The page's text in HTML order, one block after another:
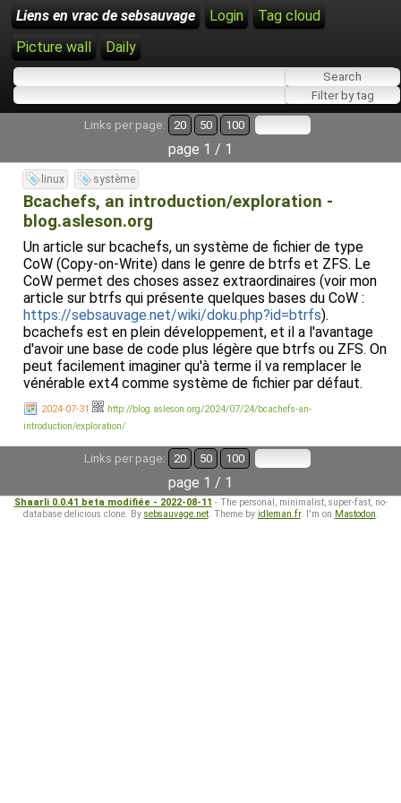
Liens en vrac de sebsauvage Login
Tag cloud
Picture wall
Daily
Links per page: 20 50 100
page 1 / 1
linux système
Bcachefs, an introduction/exploration -
blog.asleson.org
Un article sur bcachefs, un système de fichier de type
CoW (Copy-on-Write) dans le genre de btrfs et ZFS. Le
CoW permet des choses assez extraordinaires (voir mon
article sur btrfs qui présente quelques bases du CoW :
https://sebsauvage.net/wiki/doku.php?id=btrfs).
bcachefs est en plein développement, et il a l'avantage
d'avoir une base de code plus légère que btrfs ou ZFS. On
peut facilement imaginer qu'à terme il va remplacer le
vénérable ext4 comme système de fichier par défaut.
2024-07-31
http://blog.asleson.org/2024/07/24/bcachefs-an-
introduction/exploration/
Links per page: 20 50 100
page 1 / 1
Shaarli 0.0.41 beta modifiée - 2022-08-11 - The personal, minimalist, super-fast, no-
database delicious clone. By sebsauvage.net. Theme by idleman.fr. I'm on Mastodon.